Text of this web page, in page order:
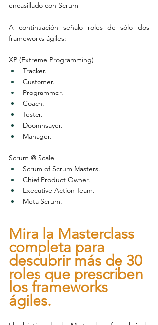
encasillado con Scrum.
A continuación señalo roles de sólo dos
frameworks ágiles:
XP (Extreme Programming)
Tracker.
Customer.
Programmer.
Coach.
Tester.
Doomnsayer.
Manager.
Scrum @ Scale
Scrum of Scrum Masters.
Chief Product Owner.
Executive Action Team.
Meta Scrum.
Mira la Masterclass
completa para
descubrir más de 30
roles que prescriben
los frameworks
ágiles.